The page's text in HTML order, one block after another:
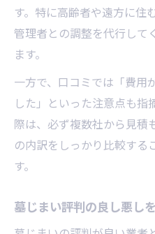
す。特に高齢者や遠方に住
管理者との調整を代行して
ます。
一方で、口コミでは「費用
した」といった注意点も指
際は、必ず複数社から見積
の内訳をしっかり比較する
す。
墓じまい評判の良し悪し